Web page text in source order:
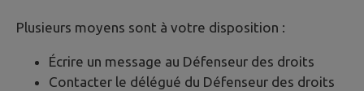
Plusieurs moyens sont à votre disposition :
Écrire un message au Défenseur des droits
Contacter le délégué du Défenseur des droits